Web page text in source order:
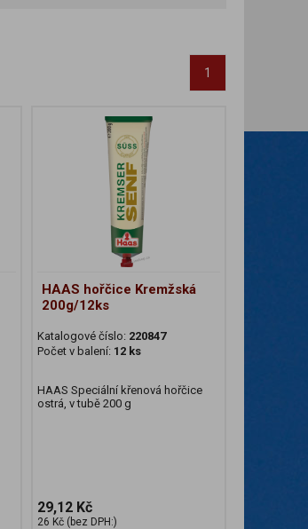
1
HAAS hořčice Kremžská
200g/12ks
Katalogové číslo: 220847
Počet v balení: 12 ks
HAAS Speciální křenová hořčice
ostrá, v tubě 200 g
29,12 Kč
26 Kč (bez DPH:)